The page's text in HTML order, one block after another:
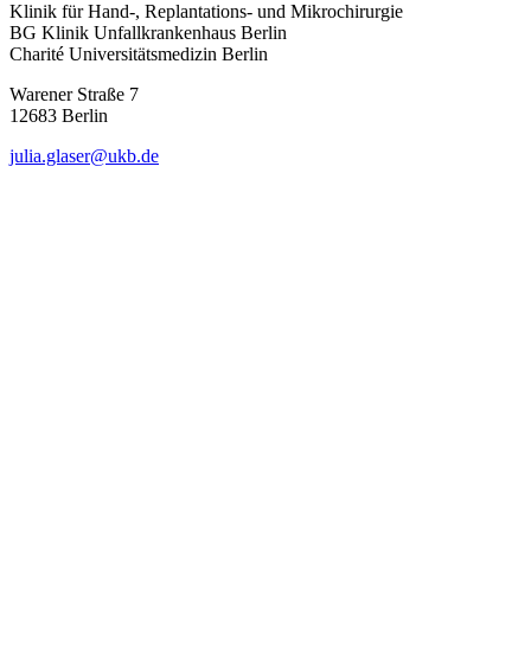
Klinik für Hand-, Replantations- und Mikrochirurgie
BG Klinik Unfallkrankenhaus Berlin
Charité Universitätsmedizin Berlin
Warener Straße 7
12683 Berlin
julia.glaser@ukb.de